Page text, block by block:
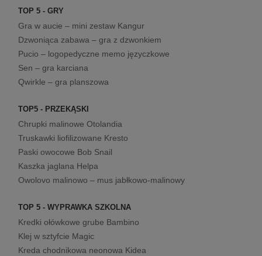
TOP 5 - GRY
Gra w aucie – mini zestaw Kangur
Dzwoniąca zabawa – gra z dzwonkiem
Pucio – logopedyczne memo języczkowe
Sen – gra karciana
Qwirkle – gra planszowa
TOP5 - PRZEKĄSKI
Chrupki malinowe Otolandia
Truskawki liofilizowane Kresto
Paski owocowe Bob Snail
Kaszka jaglana Helpa
Owolovo malinowo – mus jabłkowo-malinowy
TOP 5 - WYPRAWKA SZKOLNA
Kredki ołówkowe grube Bambino
Klej w sztyfcie Magic
Kreda chodnikowa neonowa Kidea